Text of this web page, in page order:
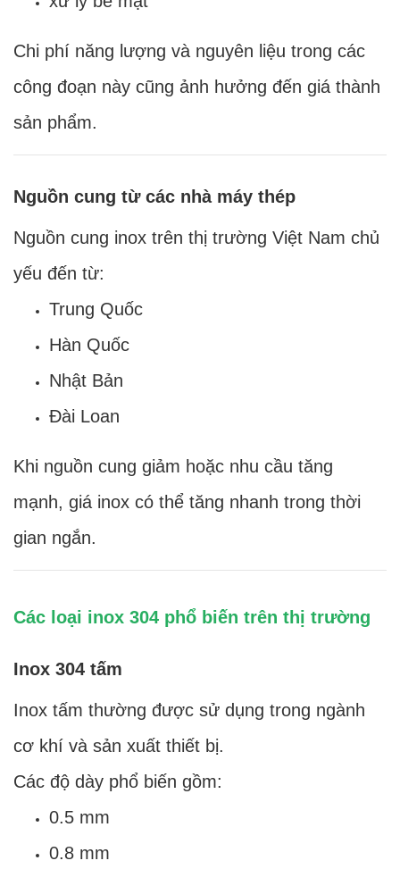
Chi phí năng lượng và nguyên liệu trong các
công đoạn này cũng ảnh hưởng đến giá thành
sản phẩm.
Nguồn cung từ các nhà máy thép
Nguồn cung inox trên thị trường Việt Nam chủ
yếu đến từ:
Trung Quốc
Hàn Quốc
Nhật Bản
Đài Loan
Khi nguồn cung giảm hoặc nhu cầu tăng
mạnh, giá inox có thể tăng nhanh trong thời
gian ngắn.
Các loại inox 304 phổ biến trên thị trường
Inox 304 tấm
Inox tấm thường được sử dụng trong ngành
cơ khí và sản xuất thiết bị.
Các độ dày phổ biến gồm:
0.5 mm
0.8 mm